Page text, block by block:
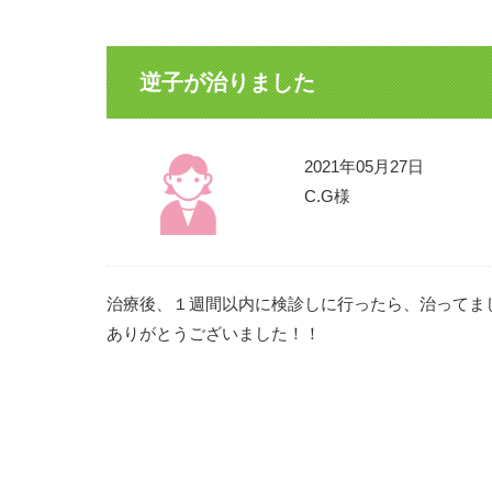
逆子が治りました
2021年05月27日
C.G様
治療後、１週間以内に検診しに行ったら、治ってま
ありがとうございました！！